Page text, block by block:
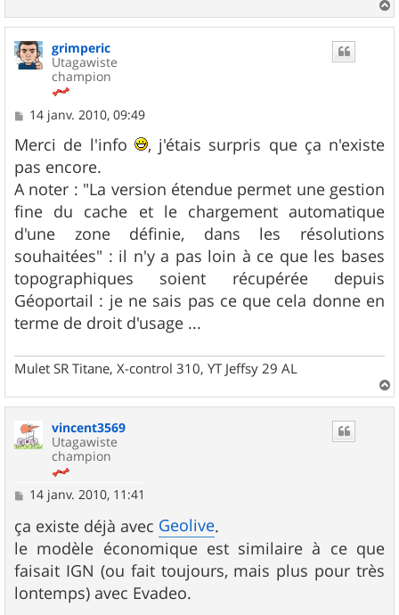
a
u
grimperic
Utagawiste
champion
M
s
s
a
g
e
14 janv. 2010, 09:49
Merci de l'info
, j'étais surpris que ça n'existe
pas encore.
A noter : "La version étendue permet une gestion
fine du cache et le chargement automatique
d'une zone définie, dans les résolutions
souhaitées" : il n'y a pas loin à ce que les bases
topographiques soient récupérée depuis
Géoportail : je ne sais pas ce que cela donne en
terme de droit d'usage ...
Mulet SR Titane, X-control 310, YT Jeffsy 29 AL
a
vincent3569
Utagawiste
champion
M
s
s
a
g
e
14 janv. 2010, 11:41
ça existe déjà avec Geolive.
le modèle économique est similaire à ce que
faisait IGN (ou fait toujours, mais plus pour très
lontemps) avec Evadeo.